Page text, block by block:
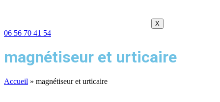
X
06 56 70 41 54
magnétiseur et urticaire
Accueil » magnétiseur et urticaire